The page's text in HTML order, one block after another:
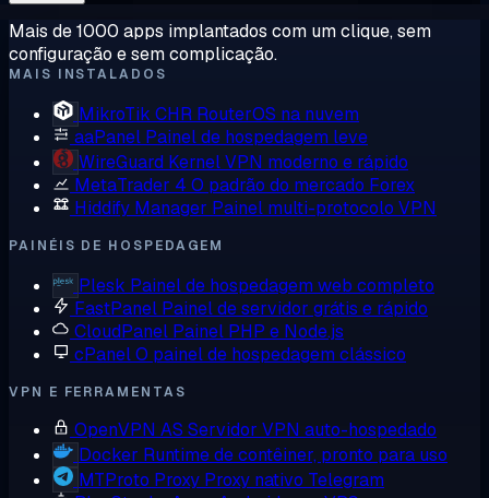
Mais de 1000 apps implantados com um clique, sem
configuração e sem complicação.
MAIS INSTALADOS
MikroTik CHR RouterOS na nuvem
aaPanel Painel de hospedagem leve
WireGuard Kernel VPN moderno e rápido
MetaTrader 4 O padrão do mercado Forex
Hiddify Manager Painel multi-protocolo VPN
PAINÉIS DE HOSPEDAGEM
Plesk Painel de hospedagem web completo
FastPanel Painel de servidor grátis e rápido
CloudPanel Painel PHP e Node.js
cPanelO painel de hospedagem clássico
VPN E FERRAMENTAS
OpenVPN AS Servidor VPN auto-hospedado
Docker Runtime de contêiner, pronto para uso
MTProto Proxy Proxy nativo Telegram